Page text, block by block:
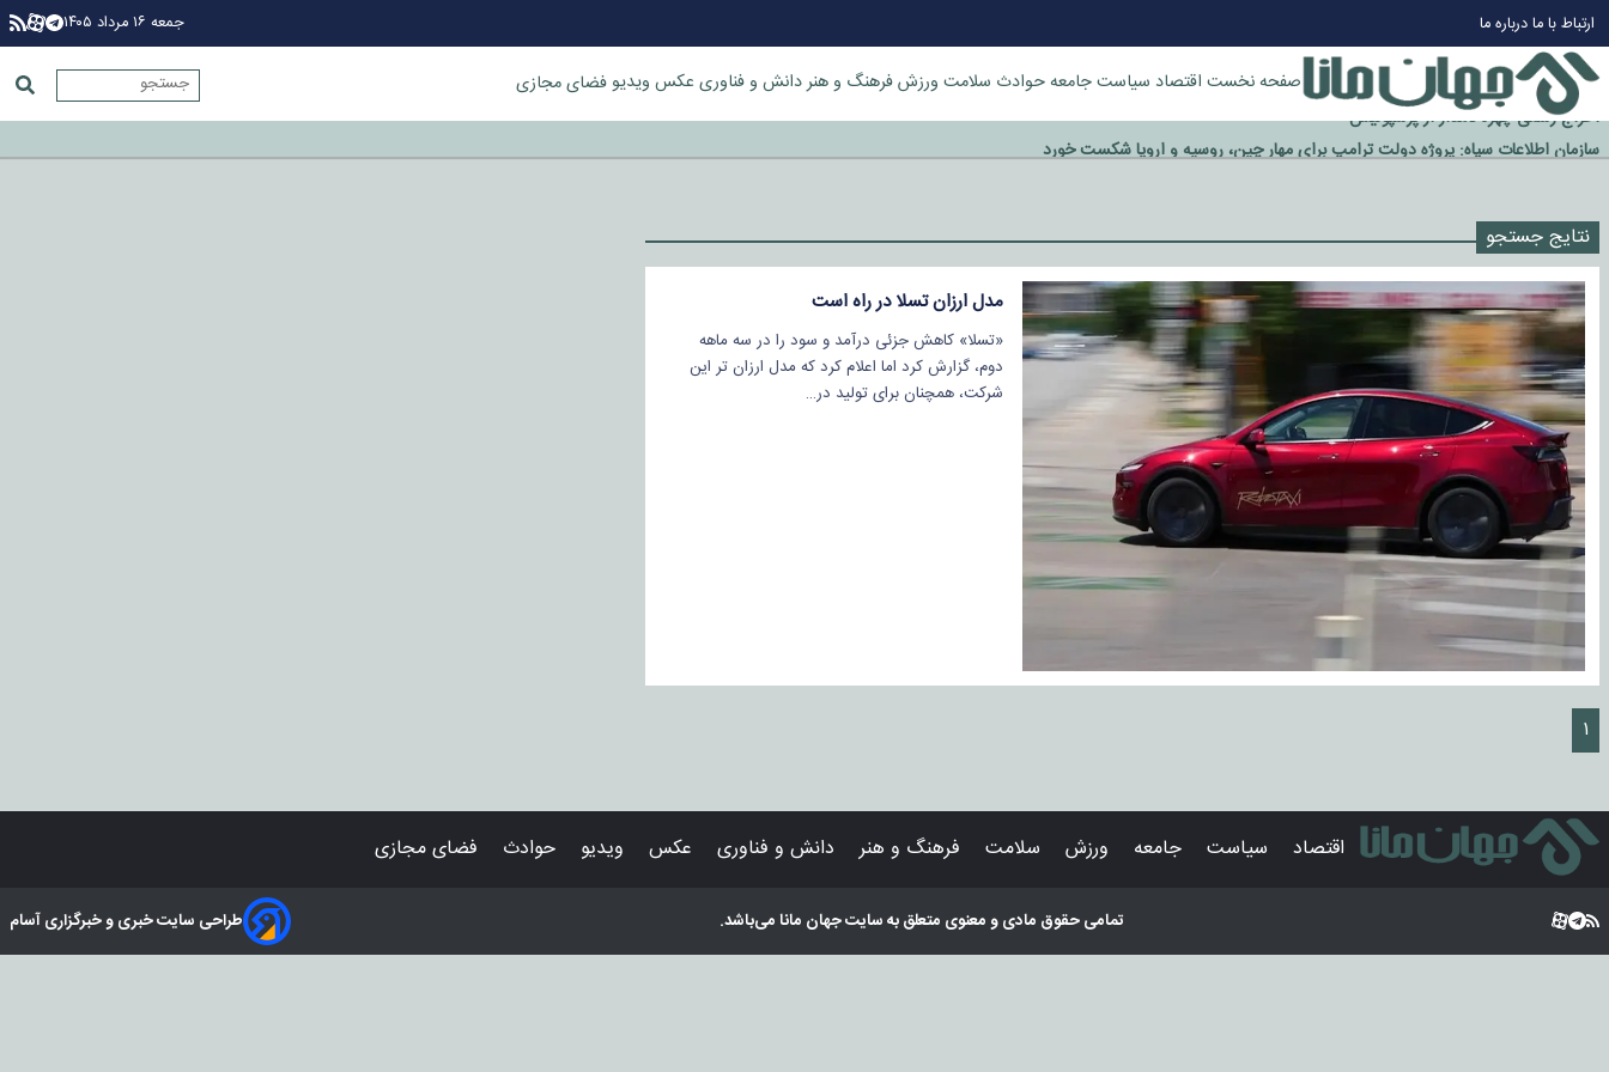
ارتباط با مادرباره ما جمعه ۱۶ مرداد ۱۴۰۵
صفحه نخست اقتصاد سیاستجامعهحوادث سلامت ورزشفرهنگ و هنردانش و فناوری عکس ویدیوفضای مجازی
چرا طلا دوباره افزایشی شد؟
گزینه جدایی اوسمار روی میز مدیران پرسپولیس
آیا رئیس جمهور آمریکا قانون را دور می‌زند؟
اخراج رسمی چهره نامدار از پرسپولیس
سازمان اطلاعات سپاه: پروژه دولت ترامپ برای مهار چین، روسیه و اروپا شکست خورد
نتایج جستجو
مدل ارزان تسلا در راه است
«تسلا» کاهش جزئی درآمد و سود را در سه ماهه
دوم، گزارش کرد اما اعلام کرد که مدل ارزان تر این
شرکت، همچنان برای تولید در…
۱
اقتصاد سیاست جامعه ورزش سلامت فرهنگ و هنر دانش و فناوری عکس ویدیو حوادث فضای مجازی
تمامی حقوق مادی و معنوی متعلق به سایتجهان مانامی‌باشد. طراحی سایت خبری و خبرگزاری آسام